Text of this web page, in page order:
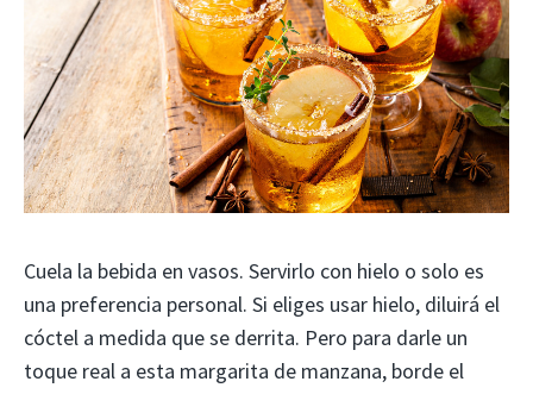
Cuela la bebida en vasos. Servirlo con hielo o solo es
una preferencia personal. Si eliges usar hielo, diluirá el
cóctel a medida que se derrita. Pero para darle un
toque real a esta margarita de manzana, borde el